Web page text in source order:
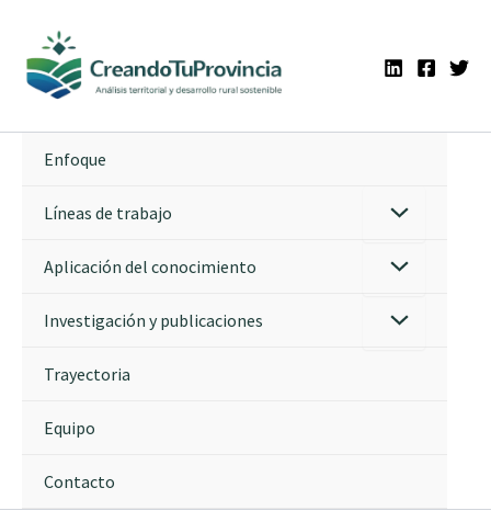
contenido
Enfoque
Líneas de trabajo
Aplicación del conocimiento
Investigación y publicaciones
Trayectoria
Equipo
Contacto